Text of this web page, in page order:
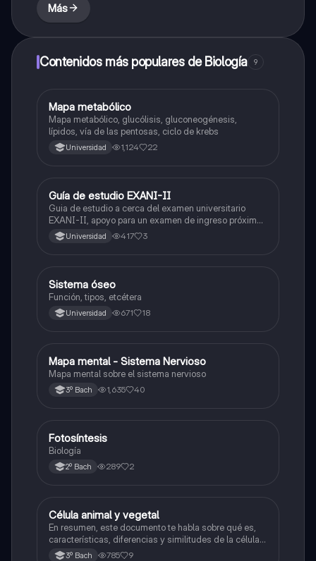
Más
Contenidos más populares de Biología 9
Biología
Mapa metabólico
Mapa metabólico, glucólisis, gluconeogénesis,
lípidos, vía de las pentosas, ciclo de krebs
Universidad 1,124 22
Historia
Guía de estudio EXANI-II
Guia de estudio a cerca del examen universitario
EXANI-II, apoyo para un examen de ingreso próximo
2026.Universidad 417 3
Biología
Sistema óseo
Función, tipos, etcétera
Universidad 671 18
Biología
Mapa mental - Sistema Nervioso
Mapa mental sobre el sistema nervioso
3º Bach 1,635 40
Biología
Fotosíntesis
Biología
2º Bach 289 2
Biología
Célula animal y vegetal
En resumen, este documento te habla sobre qué es,
características, diferencias y similitudes de la célula
animal y célula vegetal.💗
3º Bach 785 9